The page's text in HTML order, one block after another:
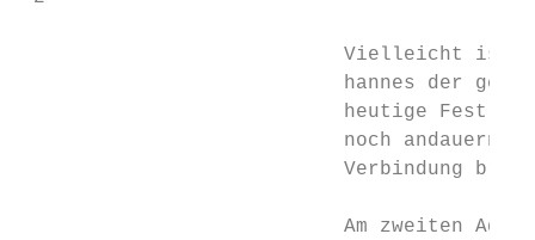
Vielleicht ist
hannes der
heutige Fest
noch
Verbindung
Am zweiten